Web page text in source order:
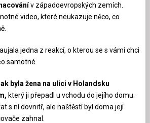
v západoevropských zemích.
video, které neukazuje něco, co
jedna z reakcí, o kterou se s vámi chci
samotné.
byla žena na ulici v Holandsku
který ji přepadl u vchodu do jejího domu.
s ní dovnitř, ale naštěstí byl doma její
zahnal.